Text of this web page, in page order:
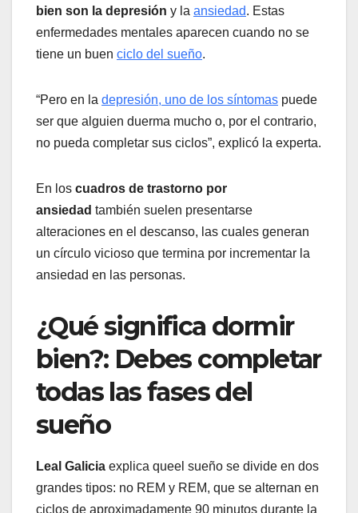
bien son la depresión y la ansiedad. Estas
enfermedades mentales aparecen cuando no se
tiene un buen ciclo del sueño.
“Pero en la depresión, uno de los síntomas puede
ser que alguien duerma mucho o, por el contrario,
no pueda completar sus ciclos”, explicó la experta.
En los cuadros de trastorno por
ansiedad también suelen presentarse
alteraciones en el descanso, las cuales generan
un círculo vicioso que termina por incrementar la
ansiedad en las personas.
¿Qué significa dormir
bien?: Debes completar
todas las fases del
sueño
Leal Galicia explica queel sueño se divide en dos
grandes tipos: no REM y REM, que se alternan en
ciclos de aproximadamente 90 minutos durante la